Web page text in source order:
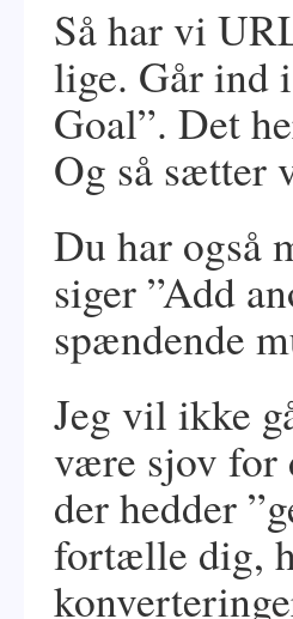
Så har vi
lige. Går ind
Goal”. Det
Og så sætter
Du har også
siger ”Add
spændende
Jeg vil ikke
være sjov for
der hedder
fortælle dig,